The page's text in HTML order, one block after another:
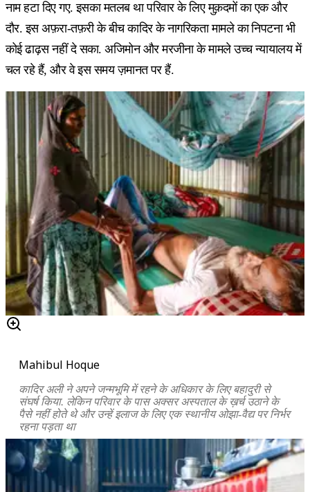
नाम हटा दिए गए. इसका मतलब था परिवार के लिए मुक़दमों का एक और
दौर. इस अफ़रा-तफ़री के बीच कादिर के नागरिकता मामले का निपटना भी
कोई ढाढ़स नहीं दे सका. अजिमोन और मरजीना के मामले उच्च न्यायालय में
चल रहे हैं, और वे इस समय ज़मानत पर हैं.
Mahibul Hoque
कादिर अली ने अपने जन्मभूमि में रहने के अधिकार के लिए बहादुरी से
संघर्ष किया. लेकिन परिवार के पास अक्सर अस्पताल के ख़र्च उठाने के
पैसे नहीं होते थे और उन्हें इलाज के लिए एक स्थानीय ओझा-वैद्य पर निर्भर
रहना पड़ता था